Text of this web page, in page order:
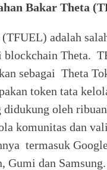
Bakar Theta
adalah
blockchain Theta.
sebagai Theta
token tata
didukung oleh
komunitas dan
termasuk
Gumi dan Samsung.